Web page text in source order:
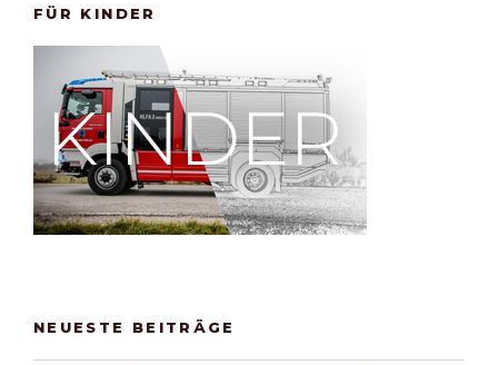
FÜR KINDER
NEUESTE BEITRÄGE